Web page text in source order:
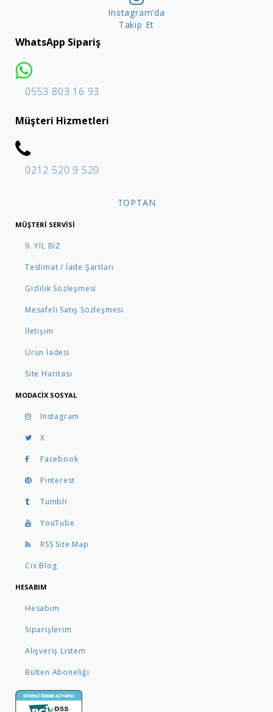
Instagram’da
Takip Et
WhatsApp Sipariş
0553 803 16 93
Müşteri Hizmetleri
0212 520 9 520
TOPTAN
MÜŞTERI SERVISI
9. YIL BİZ
Teslimat / İade Şartları
Gizlilik Sözleşmesi
Mesafeli Satış Sözleşmesi
İletişim
Ürün İadesi
Site Haritası
MODACIX SOSYAL
Instagram
X
Facebook
Pinterest
Tumblr
YouTube
RSS Site Map
Cix Blog
HESABIM
Hesabım
Siparişlerim
Alışveriş Listem
Bülten Aboneliği